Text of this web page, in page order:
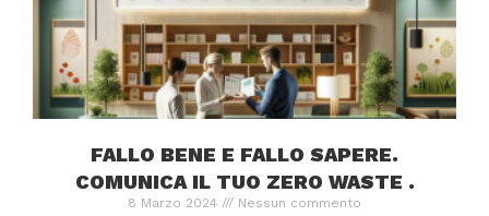
FALLO BENE E FALLO SAPERE.
COMUNICA IL TUO ZERO WASTE .
8 Marzo 2024 Nessun commento